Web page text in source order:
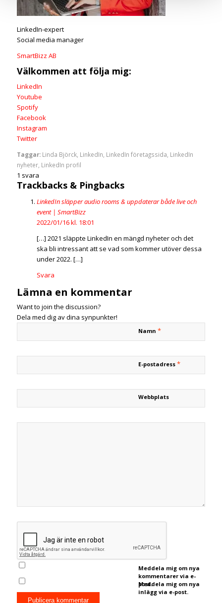
LinkedIn-expert
Social media manager
SmartBizz AB
Välkommen att följa mig:
LinkedIn
Youtube
Spotify
Facebook
Instagram
Twitter
Taggar: Linda Björck, LinkedIn LinkedIn företagssida LinkedIn
nyheter, LinkedIn profil
1 svara
Trackbacks & Pingbacks
LinkedIn släpper audio rooms & uppdaterar både live och
event | SmartBizz
2022/01/16 kl. 18:01
[…] 2021 släppte LinkedIn en mängd nyheter och det
ska bli intressant att se vad som kommer utöver dessa
under 2022. […]
Svara
Lämna en kommentar
Want to join the discussion?
Dela med dig av dina synpunkter!
Namn *
E-postadress *
Webbplats
Meddela mig om nya
kommentarer via e-
post.
Meddela mig om nya
inlägg via e-post.